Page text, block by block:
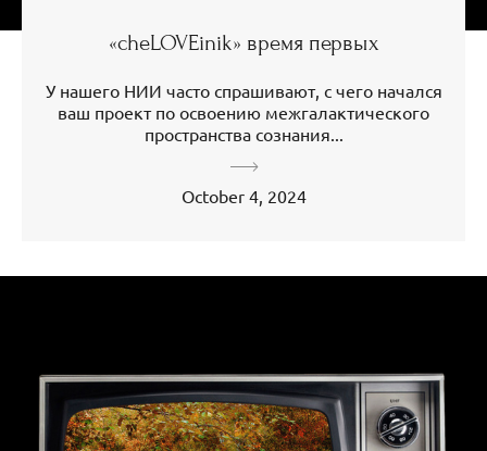
«cheLOVEinik» время первых
У нашего НИИ часто спрашивают, с чего начался
ваш проект по освоению межгалактического
пространства сознания...
October 4, 2024